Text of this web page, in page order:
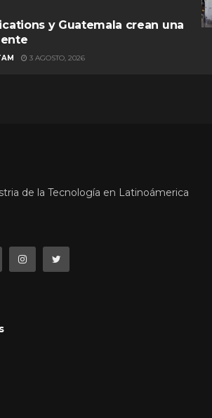
y Guatemala crean una
3 AGOSTO, 2026
de la Tecnología en Latinoámerica